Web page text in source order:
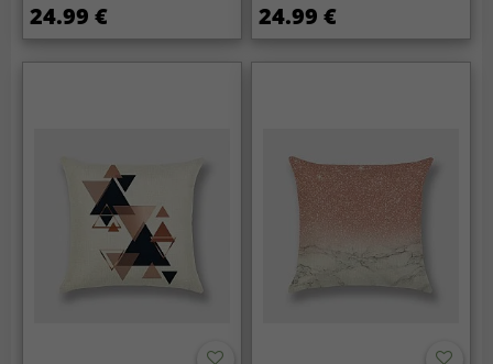
24.99 € 24.99 €